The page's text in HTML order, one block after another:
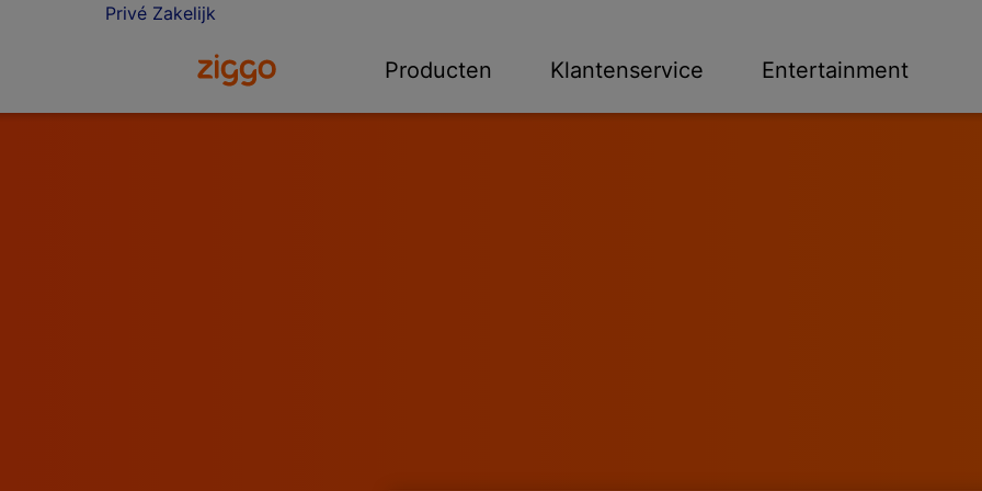
Privé Zakelijk
Ga naar de Ziggo homepageProducten Klantenservice Entertainment